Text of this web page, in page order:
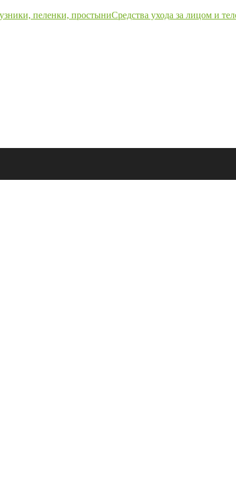
пеленки, простыниСредства ухода за лицом и